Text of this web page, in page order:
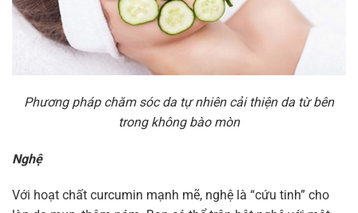
Phương pháp chăm sóc da tự nhiên cải thiện da từ bên
trong không bào mòn
Nghệ
Với hoạt chất curcumin mạnh mẽ, nghệ là “cứu tinh” cho